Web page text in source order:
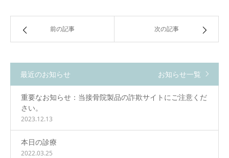
前の記事 次の記事
最近のお知らせ お知らせ一覧
重要なお知らせ：当接骨院製品の詐欺サイトにご注意くだ
さい。
2023.12.13
本日の診療
2022.03.25
お問い合わせ